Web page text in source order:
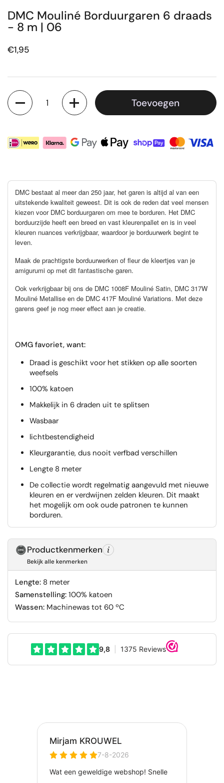
DMC Mouliné Borduurgaren 6 draads
- 8 m | 06
Prijs:
€1,95
Aantal
Toevoegen
DMC bestaat al meer dan 250 jaar, het garen is altijd al van een
uitstekende kwaliteit geweest. Dit is ook de reden dat veel mensen
kiezen voor DMC borduurgaren om mee te borduren. Het DMC
borduurzijde heeft een breed en vast kleurenpallet en is in veel
kleuren nuances verkrijgbaar, waardoor je borduurwerk begint te
leven.
Maak de prachtigste borduurwerken of fleur de kleertjes van je
amigurumi op met dit fantastische garen.
Ook verkrijgbaar bij ons de DMC 1008F Mouliné Satin, DMC 317W
Mouliné Metallise en de DMC 417F Mouliné Variations. Met deze
garens geef je nog meer effect aan je creatie.
OMG favoriet, want:
Draad is geschikt voor het stikken op alle soorten
weefsels
100% katoen
Makkelijk in 6 draden uit te splitsen
Wasbaar
lichtbestendigheid
Kleurgarantie, dus nooit verfbad verschillen
Lengte 8 meter
De collectie wordt regelmatig aangevuld met nieuwe
kleuren en er verdwijnen zelden kleuren. Dit maakt
het mogelijk om ook oude patronen te kunnen
borduren.
Productkenmerken
Bekijk alle kenmerken
Lengte:8 meter
Samenstelling:100% katoen
Wassen:Machinewas tot 60 ºC